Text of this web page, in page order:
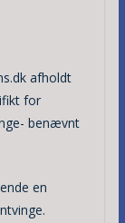
afholdt
for
benævnt
en